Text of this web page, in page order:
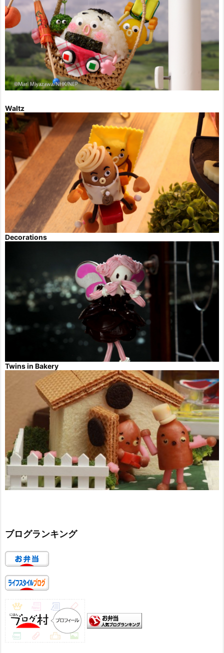
Waltz
Decorations
Twins in Bakery
ブログランキング